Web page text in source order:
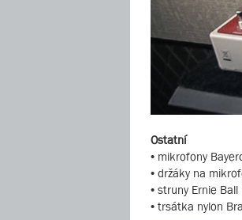
Ostatní
• mikrofony
• držáky na
• struny Ernie
• trsátka nylon